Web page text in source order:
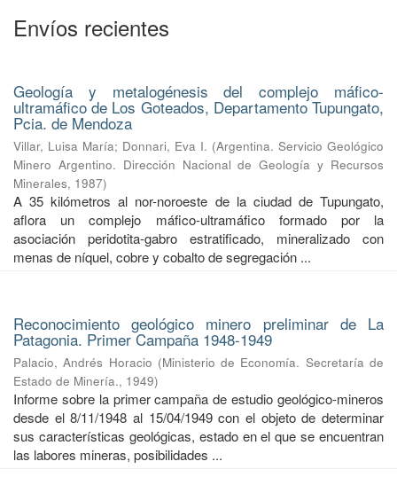
Envíos recientes
Geología y metalogénesis del complejo máfico-
ultramáfico de Los Goteados, Departamento Tupungato,
Pcia. de Mendoza
Villar, Luisa María; Donnari, Eva I. (Argentina. Servicio Geológico
Minero Argentino. Dirección Nacional de Geología y Recursos
Minerales, 1987)
A 35 kilómetros al nor-noroeste de la ciudad de Tupungato,
aflora un complejo máfico-ultramáfico formado por la
asociación peridotita-gabro estratificado, mineralizado con
menas de níquel, cobre y cobalto de segregación ...
Reconocimiento geológico minero preliminar de La
Patagonia. Primer Campaña 1948-1949
Palacio, Andrés Horacio (Ministerio de Economía. Secretaría de
Estado de Minería., 1949)
Informe sobre la primer campaña de estudio geológico-mineros
desde el 8/11/1948 al 15/04/1949 con el objeto de determinar
sus características geológicas, estado en el que se encuentran
las labores mineras, posibilidades ...